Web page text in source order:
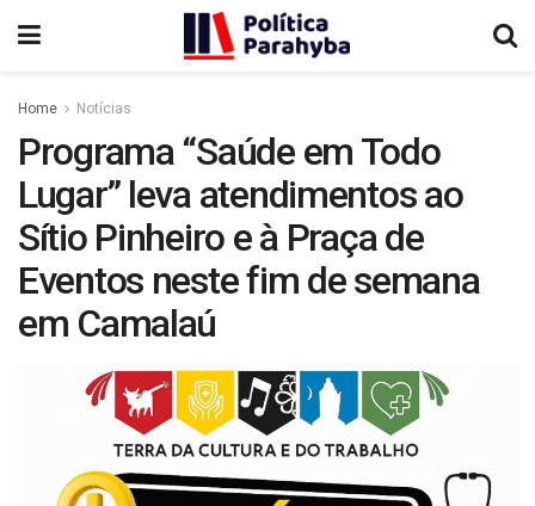
Home Notícias
Programa “Saúde em Todo
Lugar” leva atendimentos ao
Sítio Pinheiro e à Praça de
Eventos neste fim de semana
em Camalaú